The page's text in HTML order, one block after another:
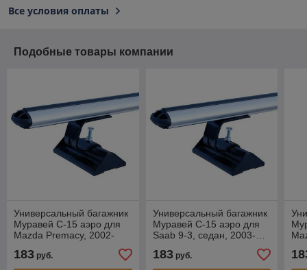
Все условия оплаты
Подобные товары компании
Универсальный багажник
Муравей С-15 аэро для
Mazda Premacy, 2002-
183 руб.
Универсальный багажник
Муравей С-15 аэро для
Saab 9-3, седан, 2003-…
183руб.